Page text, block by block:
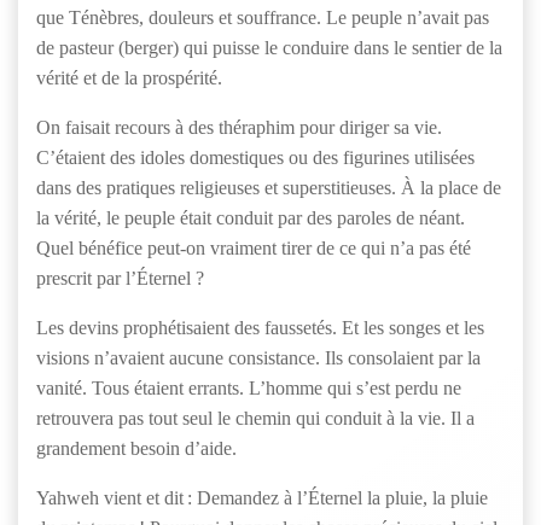
que Ténèbres, douleurs et souffrance. Le peuple n’avait pas
de pasteur (berger) qui puisse le conduire dans le sentier de la
vérité et de la prospérité.
On faisait recours à des théraphim pour diriger sa vie.
C’étaient des idoles domestiques ou des figurines utilisées
dans des pratiques religieuses et superstitieuses. À la place de
la vérité, le peuple était conduit par des paroles de néant.
Quel bénéfice peut-on vraiment tirer de ce qui n’a pas été
prescrit par l’Éternel ?
Les devins prophétisaient des faussetés. Et les songes et les
visions n’avaient aucune consistance. Ils consolaient par la
vanité. Tous étaient errants. L’homme qui s’est perdu ne
retrouvera pas tout seul le chemin qui conduit à la vie. Il a
grandement besoin d’aide.
Yahweh vient et dit : Demandez à l’Éternel la pluie, la pluie